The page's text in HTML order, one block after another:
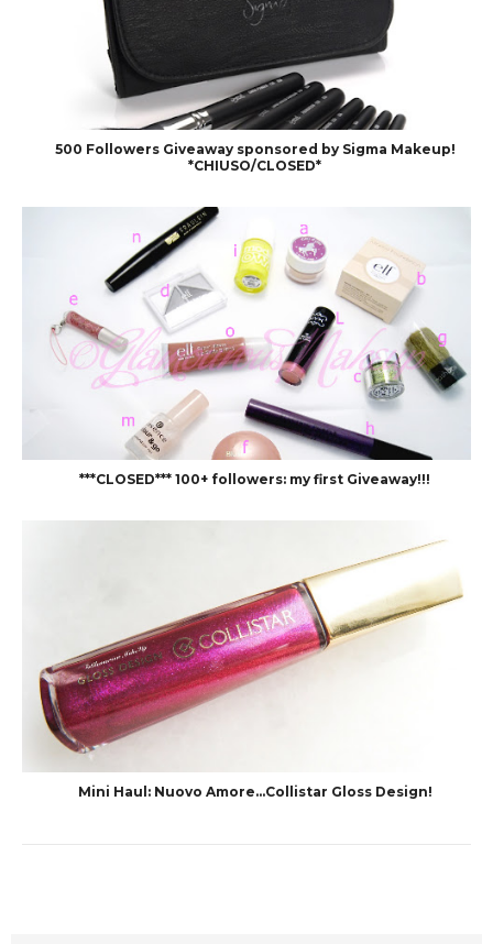
500 Followers Giveaway sponsored by Sigma Makeup!
*CHIUSO/CLOSED*
***CLOSED*** 100+ followers: my first Giveaway!!!
Mini Haul: Nuovo Amore...Collistar Gloss Design!